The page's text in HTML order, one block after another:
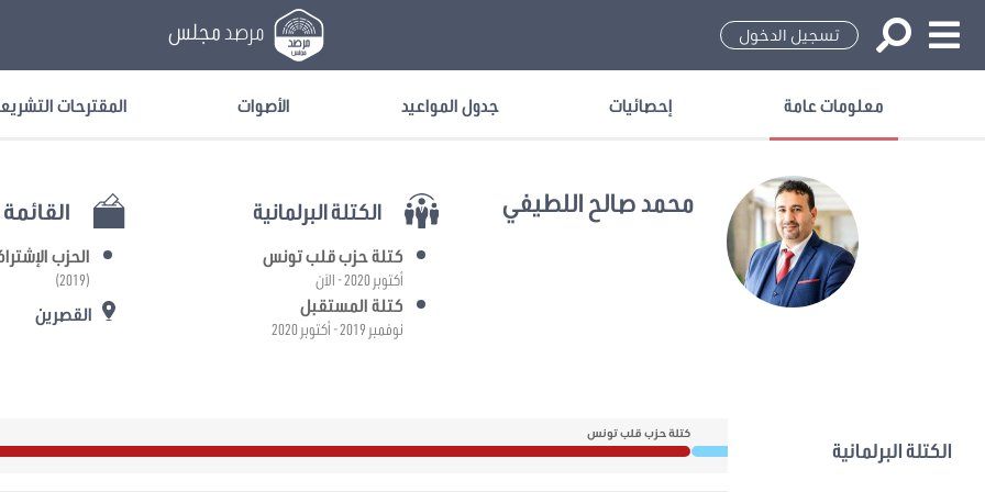
تسجيل الدخول مرصد مجلس
معلومات عامة إحصائيات جدول المواعيد الأصوات المقترحات
محمد صالح اللطيفي الكتلة البرلمانية
كتلة حزب قلب تونس
أكتوبر 2020 - الآن
كتلة المستقبل
نوفمبر 2019 - أكتوبر 2020
القائمة
الحزب
(2019)
القصرين
الكتلة البرلمانية
كتلة حزب قلب تونس